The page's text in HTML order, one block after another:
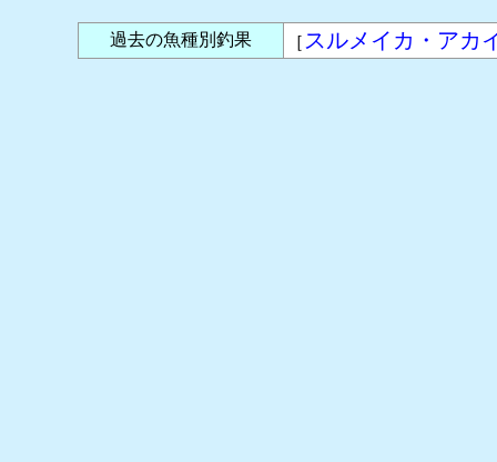
過去の魚種別釣果 ［ スルメイカ・アカ